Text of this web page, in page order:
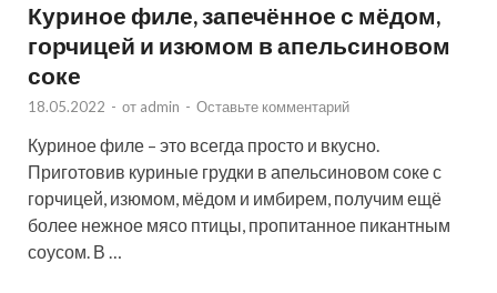
Куриное филе, запечённое с мёдом,
горчицей и изюмом в апельсиновом
соке
18.05.2022 - от admin - Оставьте комментарий
Куриное филе – это всегда просто и вкусно.
Приготовив куриные грудки в апельсиновом соке с
горчицей, изюмом, мёдом и имбирем, получим ещё
более нежное мясо птицы, пропитанное пикантным
соусом. В …